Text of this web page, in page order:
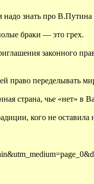
знать про В.Путина
браки — это грех.
законного
право переделывать
страна, чье «нет» в
кого не